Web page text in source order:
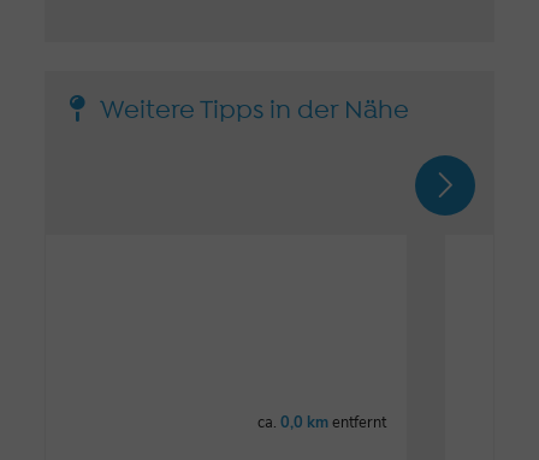
Weitere Tipps in der Nähe
ca.0,0 kmentfernt